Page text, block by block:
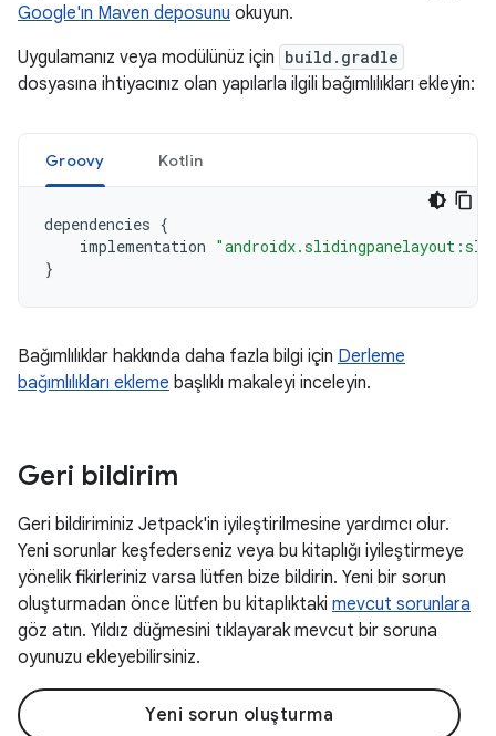
Google'ın Maven deposunu okuyun.
Uygulamanız veya modülünüz için build.gradle
dosyasına ihtiyacınız olan yapılarla ilgili bağımlılıkları ekleyin:
Groovy Kotlin
dependencies {
implementation
}
Bağımlılıklar hakkında daha fazla bilgi için Derleme
bağımlılıkları ekleme başlıklı makaleyi inceleyin.
Geri bildirim
Geri bildiriminiz Jetpack'in iyileştirilmesine yardımcı olur.
Yeni sorunlar keşfederseniz veya bu kitaplığı iyileştirmeye
yönelik fikirleriniz varsa lütfen bize bildirin. Yeni bir sorun
oluşturmadan önce lütfen bu kitaplıktaki mevcut sorunlara
göz atın. Yıldız düğmesini tıklayarak mevcut bir soruna
oyunuzu ekleyebilirsiniz.
Yeni sorun oluşturma